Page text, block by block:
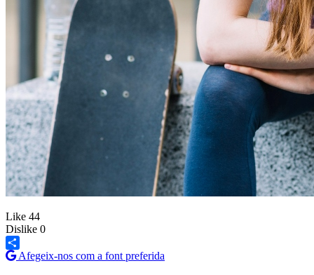
Like 44
Dislike 0
Share
Afegeix-nos com a font preferida